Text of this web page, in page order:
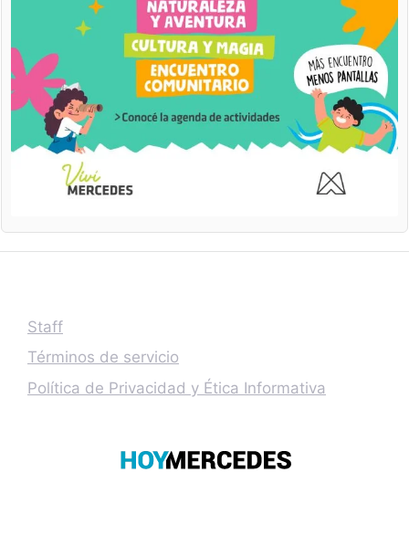
Staff
Términos de servicio
Política de Privacidad y Ética Informativa